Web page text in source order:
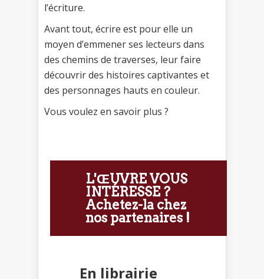
l’écriture.
Avant tout, écrire est pour elle un
moyen d’emmener ses lecteurs dans
des chemins de traverses, leur faire
découvrir des histoires captivantes et
des personnages hauts en couleur.
Vous voulez en savoir plus ?
L'ŒUVRE VOUS
INTÉRESSE ?
Achetez-la chez
nos partenaires !
En librairie